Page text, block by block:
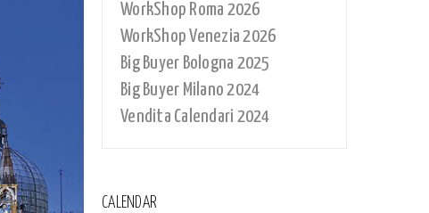
WorkShop Roma 2026
WorkShop Venezia 2026
Big Buyer Bologna 2025
Big Buyer Milano 2024
Vendita Calendari 2024
CALENDAR